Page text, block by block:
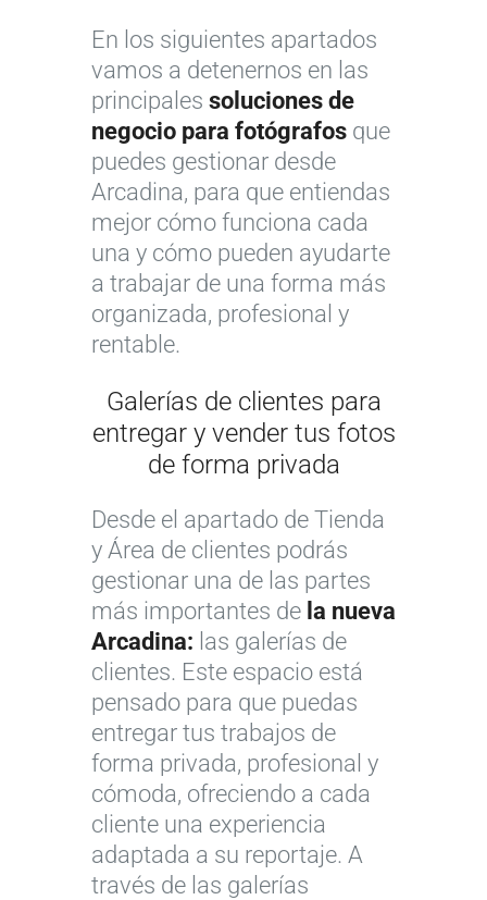
En los siguientes apartados
vamos a detenernos en las
principales soluciones de
negocio para fotógrafos que
puedes gestionar desde
Arcadina, para que entiendas
mejor cómo funciona cada
una y cómo pueden ayudarte
a trabajar de una forma más
organizada, profesional y
rentable.
Galerías de clientes para
entregar y vender tus fotos
de forma privada
Desde el apartado de Tienda
y Área de clientes podrás
gestionar una de las partes
más importantes de la nueva
Arcadina: las galerías de
clientes. Este espacio está
pensado para que puedas
entregar tus trabajos de
forma privada, profesional y
cómoda, ofreciendo a cada
cliente una experiencia
adaptada a su reportaje. A
través de las galerías